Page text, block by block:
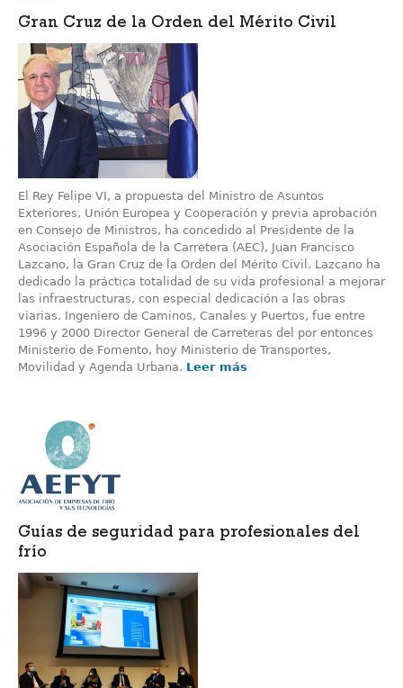
Gran Cruz de la Orden del Mérito Civil
El Rey Felipe VI, a propuesta del Ministro de Asuntos
Exteriores, Unión Europea y Cooperación y previa aprobación
en Consejo de Ministros, ha concedido al Presidente de la
Asociación Española de la Carretera (AEC), Juan Francisco
Lazcano, la Gran Cruz de la Orden del Mérito Civil. Lazcano ha
dedicado la práctica totalidad de su vida profesional a mejorar
las infraestructuras, con especial dedicación a las obras
viarias. Ingeniero de Caminos, Canales y Puertos, fue entre
1996 y 2000 Director General de Carreteras del por entonces
Ministerio de Fomento, hoy Ministerio de Transportes,
Movilidad y Agenda Urbana. Leer más
Guías de seguridad para profesionales del
frío